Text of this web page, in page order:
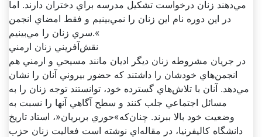
مي‌دهند زنان درخواست تشکيل مدرسه براي دختران دارند. اما
در اين دوره نام اين زنان را نمي‌بينيم و فقط امضاي انجمن
سري زنان را مي‌بينيم.«
نقش‌آفريني زنان ارمني
در جريان مشروطه زنان ديگر اديان مانند مسيحي و ارمني هم
انجمن‌هاي خودشان را داشتند که حضور بيروني آنان را نشان
مي‌دهد. آنان با تلاش‌هاي گسترده خود، توانستند توجه زنان را به
مسائل اجتماعي جلب کنند و سطح آگاهي آنها را نسبت به
وضعيت خود بالا ببرند. چنان‌که»حوري بربريان«، استاد تاريخ
دانشگاه کاليفرنيا، در مقاله‌اي نوشته است فعاليت زنان حزب